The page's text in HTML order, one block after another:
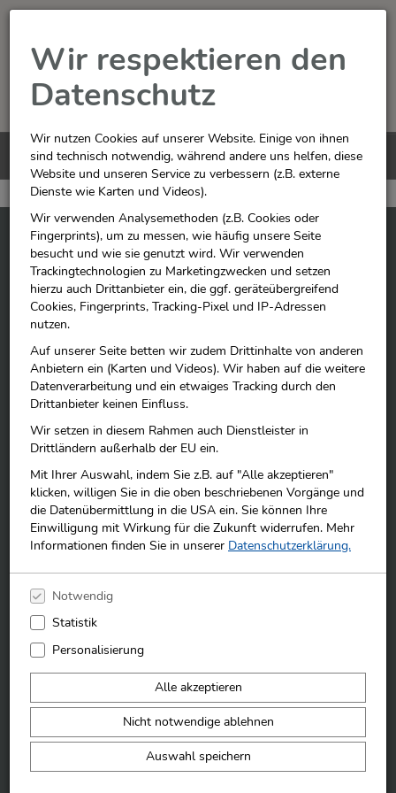
Wir respektieren den
Datenschutz
Wir nutzen Cookies auf unserer Website. Einige von ihnen
sind technisch notwendig, während andere uns helfen, diese
Website und unseren Service zu verbessern (z.B. externe
Dienste wie Karten und Videos).
Wir verwenden Analysemethoden (z.B. Cookies oder
Fingerprints), um zu messen, wie häufig unsere Seite
besucht und wie sie genutzt wird. Wir verwenden
Trackingtechnologien zu Marketingzwecken und setzen
hierzu auch Drittanbieter ein, die ggf. geräteübergreifend
Cookies, Fingerprints, Tracking-Pixel und IP-Adressen
nutzen.
Auf unserer Seite betten wir zudem Drittinhalte von anderen
Anbietern ein (Karten und Videos). Wir haben auf die weitere
Datenverarbeitung und ein etwaiges Tracking durch den
Drittanbieter keinen Einfluss.
Wir setzen in diesem Rahmen auch Dienstleister in
Drittländern außerhalb der EU ein.
Mit Ihrer Auswahl, indem Sie z.B. auf "Alle akzeptieren"
klicken, willigen Sie in die oben beschriebenen Vorgänge und
die Datenübermittlung in die USA ein. Sie können Ihre
Einwilligung mit Wirkung für die Zukunft widerrufen. Mehr
Informationen finden Sie in unserer Datenschutzerklärung.
Notwendig
Statistik
Personalisierung
Alle akzeptieren
Nicht notwendige ablehnen
Auswahl speichern
Menü 0
Rupprecht
Filialen / Öffnungszeiten
Service
Kontakt / Ansprechpartner
Stellenangebote / Ausbildung
Finden Sie uns auch auf
Zertifizierung durch
Trusted Shops
100% sicher einkaufen!
Newsletter
Ja, ich möchte per E-Mail durch den Newsletter regelmäßig über Produkte aus
dem Sortiment des Online-Shops, diesbezügliche Preisvorteile, exklusive
Aktionsgutscheine und Gewinnspiele sowie Tipps und Trends aus der Welt
von Büchern und Geschenken informiert werden. Der Newsletter wird in
Absprache mit Buchhandlung Rupprecht GmbH durch den Service-Partner
Libri GmbH versendet. Ich bin auch damit einverstanden, dass ein sog.
Tracking von Link- und Öffnungsraten erfolgt. Diese Einwilligung kann
jederzeit widerrufen werden (nähere Informationen hierzu siehe